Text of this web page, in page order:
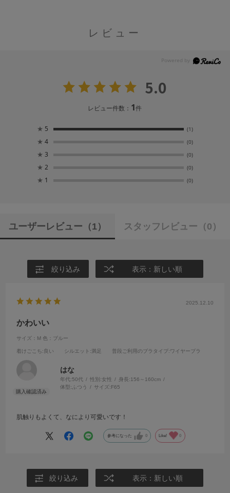
レビュー
5.0
レビュー件数： 1件
★ 5 (1)
★ 4 (0)
★ 3 (0)
★ 2 (0)
★ 1 (0)
ユーザーレビュー （1） スタッフレビュー （0）
絞り込み 表示：新しい順
2025.12.10
かわいい
サイズ：M 色：ブルー
着けごこち:良い シルエット :満足 普段ご利用のブラタイプ :ワイヤーブラ
はな
年代:50代 性別:女性 身長:156～160cm
体型:ふつう サイズ:F65
肌触りもよくて、なにより可愛いです！
参考になった 0 Like! 0
絞り込み 表示：新しい順